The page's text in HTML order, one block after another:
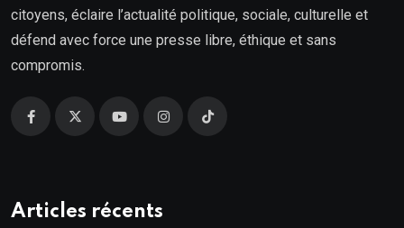
citoyens, éclaire l’actualité politique, sociale, culturelle et
défend avec force une presse libre, éthique et sans
compromis.
Articles récents